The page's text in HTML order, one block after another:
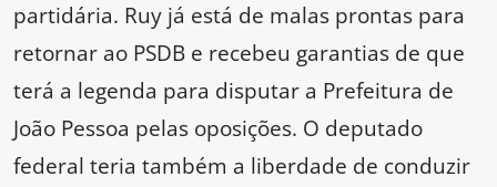
partidária. Ruy já está de malas prontas para
retornar ao PSDB e recebeu garantias de que
terá a legenda para disputar a Prefeitura de
João Pessoa pelas oposições. O deputado
federal teria também a liberdade de conduzir